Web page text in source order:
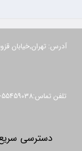
آدرس: تهران,خیابان
تلفن تماس:55459038-021 55459022-021 09126883974
دسترسی